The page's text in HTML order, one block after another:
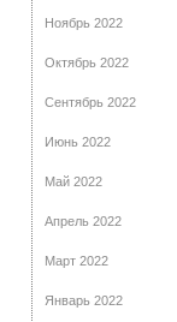
Ноябрь 2022
Октябрь 2022
Сентябрь 2022
Июнь 2022
Май 2022
Апрель 2022
Март 2022
Январь 2022